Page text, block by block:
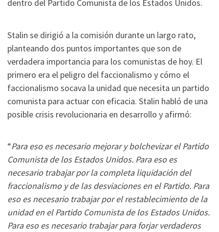
dentro del Partido Comunista de los Estados Unidos.
Stalin se dirigió a la comisión durante un largo rato,
planteando dos puntos importantes que son de
verdadera importancia para los comunistas de hoy. El
primero era el peligro del faccionalismo y cómo el
faccionalismo socava la unidad que necesita un partido
comunista para actuar con eficacia. Stalin habló de una
posible crisis revolucionaria en desarrollo y afirmó:
“Para eso es necesario mejorar y bolchevizar el Partido
Comunista de los Estados Unidos. Para eso es
necesario trabajar por la completa liquidación del
fraccionalismo y de las desviaciones en el Partido. Para
eso es necesario trabajar por el restablecimiento de la
unidad en el Partido Comunista de los Estados Unidos.
Para eso es necesario trabajar para forjar verdaderos